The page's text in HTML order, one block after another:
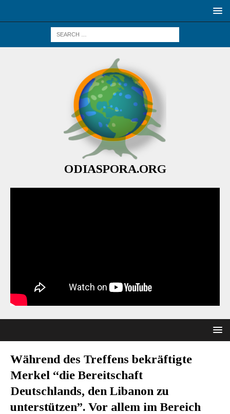
ODIASPORA.ORG
Während des Treffens bekräftigte
Merkel “die Bereitschaft
Deutschlands, den Libanon zu
unterstützen”. Vor allem im Bereich